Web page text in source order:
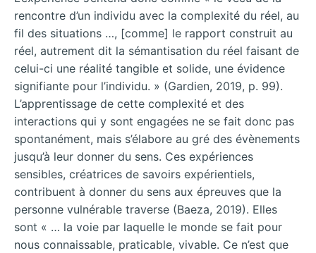
rencontre d’un individu avec la complexité du réel, au
fil des situations …, [comme] le rapport construit au
réel, autrement dit la sémantisation du réel faisant de
celui-ci une réalité tangible et solide, une évidence
signifiante pour l’individu. » (Gardien, 2019, p. 99).
L’apprentissage de cette complexité et des
interactions qui y sont engagées ne se fait donc pas
spontanément, mais s’élabore au gré des évènements
jusqu’à leur donner du sens. Ces expériences
sensibles, créatrices de savoirs expérientiels,
contribuent à donner du sens aux épreuves que la
personne vulnérable traverse (Baeza, 2019). Elles
sont « … la voie par laquelle le monde se fait pour
nous connaissable, praticable, vivable. Ce n’est que